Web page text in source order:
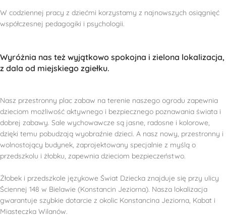
W codziennej pracy z dziećmi korzystamy z najnowszych osiągnięć
współczesnej pedagogiki i psychologii.
Wyróżnia nas też wyjątkowo spokojna i zielona lokalizacja,
z dala od miejskiego zgiełku.
Nasz przestronny plac zabaw na terenie naszego ogrodu zapewnia
dzieciom możliwość aktywnego i bezpiecznego poznawania świata i
dobrej zabawy. Sale wychowawcze są jasne, radosne i kolorowe,
dzięki temu pobudzają wyobraźnie dzieci. A nasz nowy, przestronny i
wolnostojący budynek, zaprojektowany specjalnie z myślą o
przedszkolu i żłobku, zapewnia dzieciom bezpieczeństwo.
Żłobek i przedszkole językowe Świat Dziecka znajduje się przy ulicy
Ściennej 148 w Bielawie (Konstancin Jeziorna). Nasza lokalizacja
gwarantuje szybkie dotarcie z okolic Konstancina Jeziorna, Kabat i
Miasteczka Wilanów.